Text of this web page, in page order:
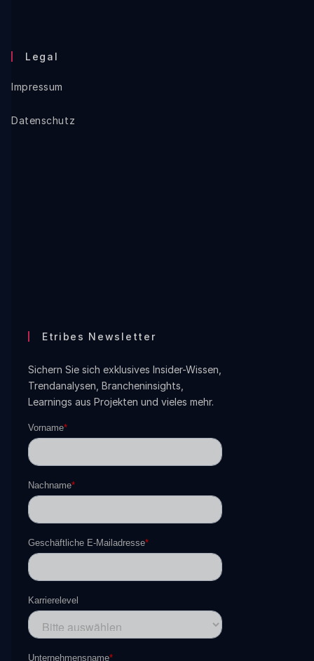
Etribes Newsletter
Sichern Sie sich exklusives Insider-Wissen,
Trendanalysen, Brancheninsights,
Learnings aus Projekten und vieles mehr.
Legal
Impressum
Datenschutz